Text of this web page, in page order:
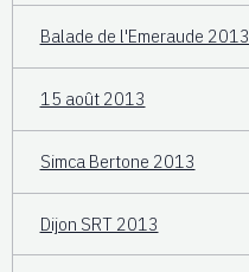
Balade de l'Emeraude 2013
15 août 2013
Simca Bertone 2013
Dijon SRT 2013